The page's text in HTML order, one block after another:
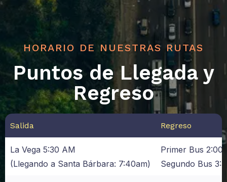
HORARIO DE NUESTRAS RUTAS
Puntos de Llegada y
Regreso
Salida Regreso
La Vega 5:30 AM
(Llegando a Santa Bárbara: 7:40am)
Primer Bus 2:00
Segundo Bus